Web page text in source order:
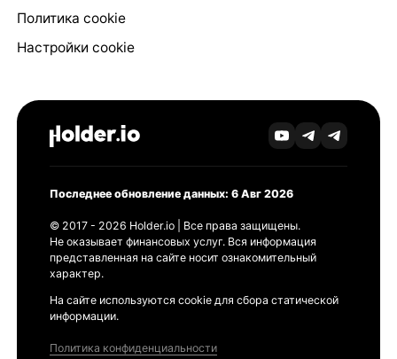
Политика cookie
Настройки cookie
Последнее обновление данных: 6 Авг 2026
© 2017 - 2026 Holder.io | Все права защищены.
Не оказывает финансовых услуг. Вся информация
представленная на сайте носит ознакомительный
характер.
На сайте используются cookie для сбора статической
информации.
Политика конфиденциальности